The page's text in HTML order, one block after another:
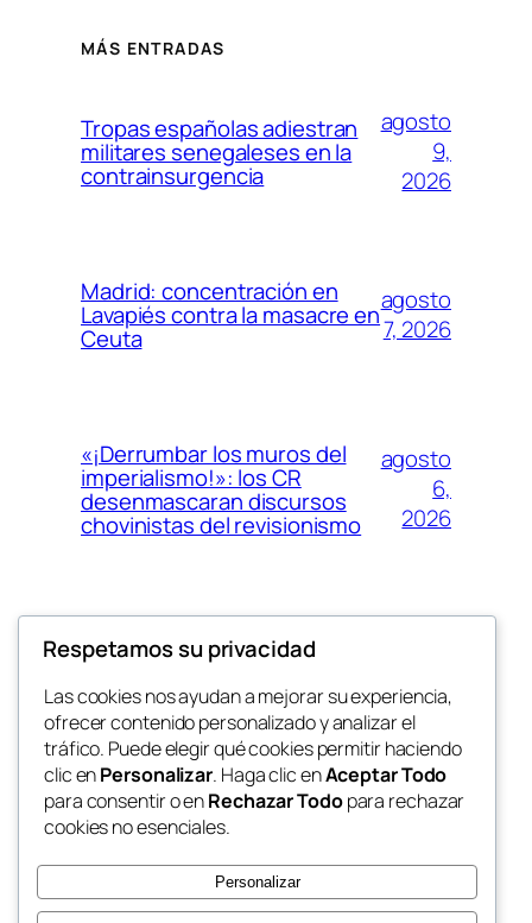
MÁS ENTRADAS
Tropas españolas adiestran
militares senegaleses en la
contrainsurgencia
agosto
9,
2026
Madrid: concentración en
Lavapiés contra la masacre en
Ceuta
agosto
7, 2026
«¡Derrumbar los muros del
imperialismo!»: los CR
desenmascaran discursos
chovinistas del revisionismo
agosto
6,
2026
Análisis de la Asociación
Nuevo Perú sobre la masacre
de Ceuta
2026
Respetamos su privacidad
Las cookies nos ayudan a mejorar su experiencia,
ofrecer contenido personalizado y analizar el
tráfico. Puede elegir qué cookies permitir haciendo
clic enPersonalizar. Haga clic enAceptar Todo
para consentir o enRechazar Todopara rechazar
cookies no esenciales.
Personalizar